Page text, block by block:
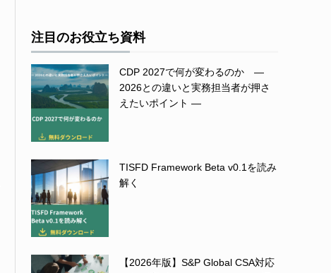
注目のお役立ち資料
CDP 2027で何が変わるのか ―
2026との違いと実務担当者が押さ
えたいポイント ―
TISFD Framework Beta v0.1を読み
解く
【2026年版】S&P Global CSA対応